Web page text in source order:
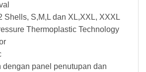
Shells, S,M,L dan XL,XXL, XXXL
Thermoplastic Technology
dengan panel penutupan dan